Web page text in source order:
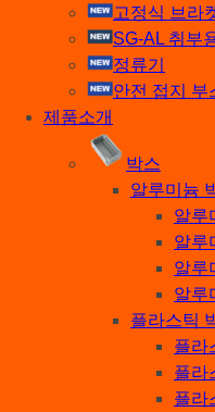
고정식 브라
SG-AL 취부
정류기
안전 접지 부
제품소개
박스
알루미늄
알루
알루
알루
알루
플라스틱
플라
플라
플라